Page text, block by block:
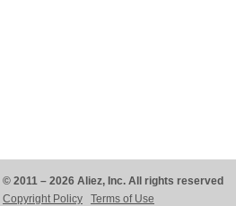
© 2011 – 2026 Aliez, Inc. All rights reserved
Copyright Policy
Terms of Use